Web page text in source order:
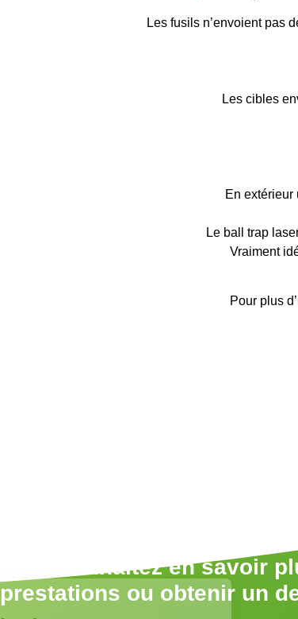
Les fusils n’envoient pas
Les cibles
En extérieur
Le ball trap
Vraiment
Pour plus
Vous souhaitez en savoir
prestations ou obtenir un